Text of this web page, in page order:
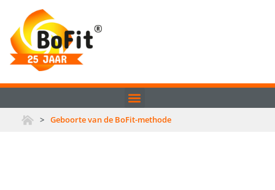
> Geboorte van de BoFit-methode